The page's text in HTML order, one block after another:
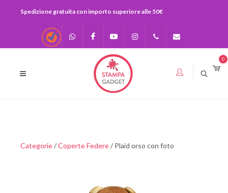
Spedizione gratuita con importo superiore alle 50€
Whatsapp
FacebookYoutubeInstagram 0
Categorie/Coperte Federe/ Plaid orso con foto